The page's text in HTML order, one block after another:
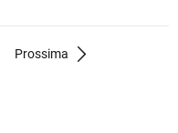
Prossima